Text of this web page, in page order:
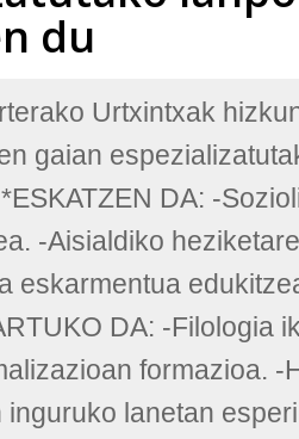
du
Urtxintxak
gaian
DA: -
-Aisialdiko
eskarmentua
DA: -Filologia
formazioa. -
inguruko lanetan